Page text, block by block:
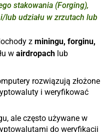
stakowania (Forging),
lub udziału w zrzutach lub
z miningu, forginu,
w airdropach lub
rozwiązują złożone
i weryfikować
ale często używane w
do weryfikacji